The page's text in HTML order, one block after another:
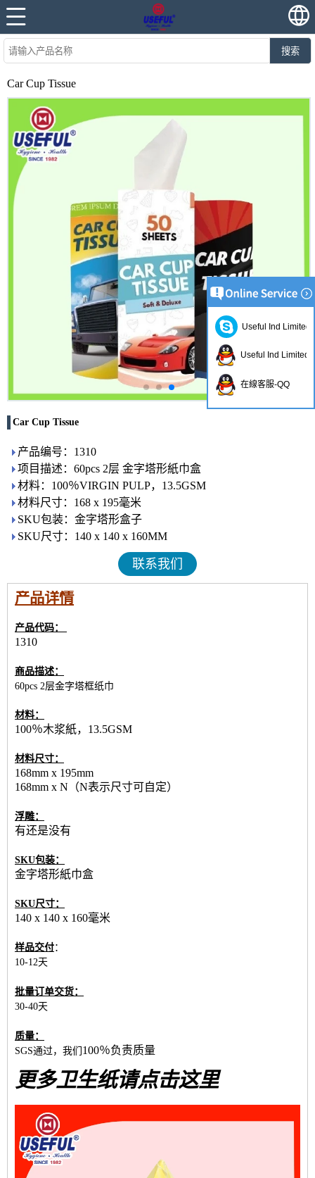
搜索
Car Cup Tissue
Car Cup Tissue
产品编号：1310
项目描述：60pcs 2层 金字塔形紙巾盒
材料：100％VIRGIN PULP，13.5GSM
材料尺寸：168 x 195毫米
SKU包装：金字塔形盒子
SKU尺寸：140 x 140 x 160MM
联系我们
产品详情
产品代码：
1310
商品描述：
60pcs 2层金字塔框纸巾
材料：
100％木浆紙，13.5GSM
材料尺寸：
168mm x 195mm
168mm x N（N表示尺寸可自定）
浮雕：
有还是没有
SKU包装：
金字塔形紙巾盒
SKU尺寸：
140 x 140 x 160毫米
样品交付：
10-12天
批量订单交货：
30-40天
质量：
SGS通过，我们 100％负责质量
更多卫生纸请点击这里
Useful Ind Limited
Useful Ind Limited
在線客服-QQ